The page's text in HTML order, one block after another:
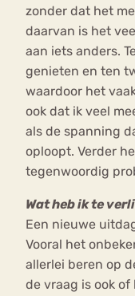
zonder dat het
daarvan is het
aan iets anders.
genieten en ten
waardoor het
ook dat ik veel
als de spanning
oploopt. Verder
tegenwoordig
Wat heb ik te
Een nieuwe
Vooral het
allerlei beren op
de vraag is ook